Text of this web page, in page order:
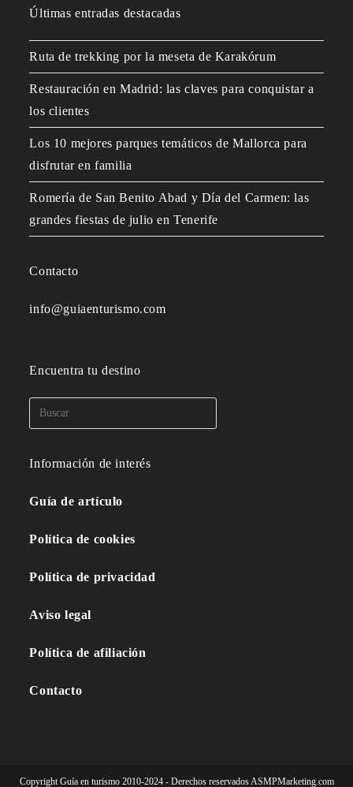
Últimas entradas destacadas
Ruta de trekking por la meseta de Karakórum
Restauración en Madrid: las claves para conquistar a
los clientes
Los 10 mejores parques temáticos de Mallorca para
disfrutar en familia
Romería de San Benito Abad y Día del Carmen: las
grandes fiestas de julio en Tenerife
Contacto
info@guiaenturismo.com
Encuentra tu destino
Información de interés
Guía de artículo
Política de cookies
Política de privacidad
Aviso legal
Política de afiliación
Contacto
Copyright Guía en turismo 2010-2024 - Derechos reservados ASMPMarketing.com